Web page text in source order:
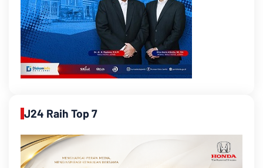
J24 Raih Top 7